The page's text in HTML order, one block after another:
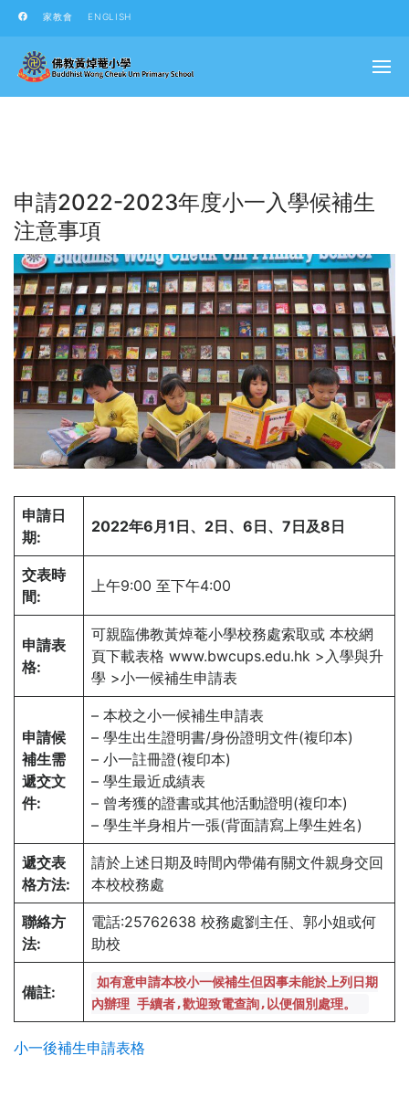
家教會 ENGLISH
申請2022-2023年度小一入學候補生
注意事項
申請日
期:
2022年6月1日、2日、6日、7日及8日
交表時
間:
上午9:00 至下午4:00
申請表
格:
可親臨佛教黃焯菴小學校務處索取或 本校網
頁下載表格 www.bwcups.edu.hk >入學與升
學 >小一候補生申請表
申請候
補生需
遞交文
件:
– 本校之小一候補生申請表
– 學生出生證明書/身份證明文件(複印本)
– 小一註冊證(複印本)
– 學生最近成績表
– 曾考獲的證書或其他活動證明(複印本)
– 學生半身相片一張(背面請寫上學生姓名)
遞交表
格方法:
請於上述日期及時間內帶備有關文件親身交回
本校校務處
聯絡方
法:
電話:25762638 校務處劉主任、郭小姐或何
助校
備註:
如有意申請本校小一候補生但因事未能於上列日期
內辦理 手續者,歡迎致電查詢,以便個別處理。
小一後補生申請表格